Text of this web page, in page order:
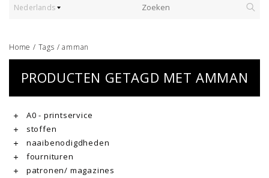
Nederlands
Home / Tags /amman
PRODUCTEN GETAGD MET AMMAN
A0 - printservice
stoffen
naaibenodigdheden
fournituren
patronen/ magazines